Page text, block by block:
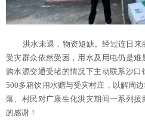
洪水未退，物资短缺。经过连日
受灾群众依然受困，用水及用电仍是
购水源交通受堵的情况下主动联系沙
500多箱饮用水赠与受灾村庄，以解周
落、村民对广康生化洪灾期间一系列
的感谢！